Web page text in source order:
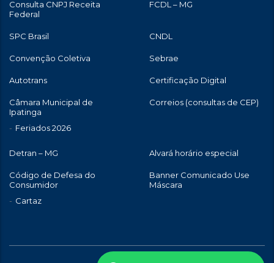
Consulta CNPJ Receita
Federal
FCDL – MG
SPC Brasil CNDL
Convenção Coletiva Sebrae
Autotrans Certificação Digital
Câmara Municipal de
Ipatinga
Feriados 2026
Correios (consultas de CEP)
Detran – MG Alvará horário especial
Código de Defesa do
Consumidor
Cartaz
Banner Comunicado Use
Máscara